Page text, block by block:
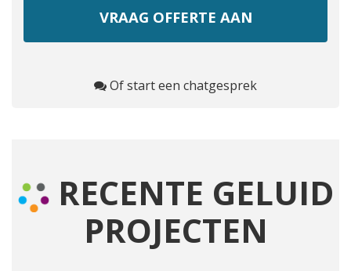
Of start een chatgesprek
RECENTE GELUID
PROJECTEN